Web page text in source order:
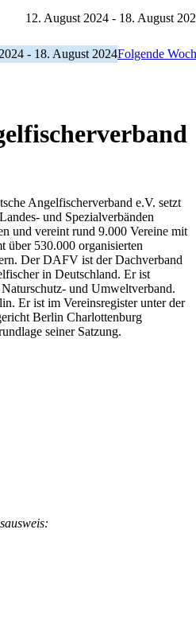
12. August 2024 - 18. August
- 18. August 2024Folgende
Angelfischerverband e.V. setzt
und Spezialverbänden
und vereint rund 9.000 Vereine mit
über 530.000 organisierten
Der DAFV ist der Dachverband
in Deutschland. Er ist
und Umweltverband.
Er ist im Vereinsregister unter der
Berlin Charlottenburg
seiner Satzung.